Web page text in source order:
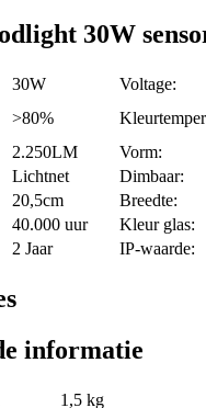
30W
30W Voltage:
>80%
2.250LM Vorm:
Lichtnet Dimbaar:
20,5cm Breedte:
40.000 uur Kleur glas:
2 Jaar IP-waarde:
informatie
1,5 kg